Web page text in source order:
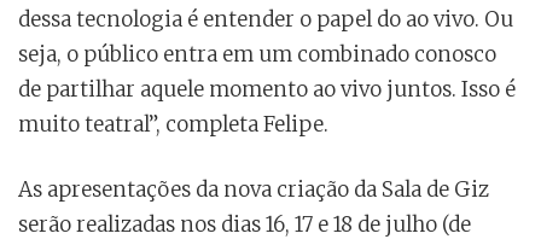
dessa tecnologia é entender o papel do ao vivo. Ou
seja, o público entra em um combinado conosco
de partilhar aquele momento ao vivo juntos. Isso é
muito teatral”, completa Felipe.
As apresentações da nova criação da Sala de Giz
serão realizadas nos dias 16, 17 e 18 de julho (de